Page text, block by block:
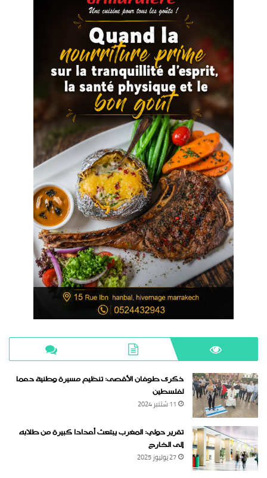
ذكرى طوفان الأقصى: تنظيم مسيرة وطنية دعما
لفلسطين
11 شتنبر 2024
تقرير دولي: المغرب يبتعث أعدادا كبيرة من طلابه
إلى الخارج
27 يوليوز 2025